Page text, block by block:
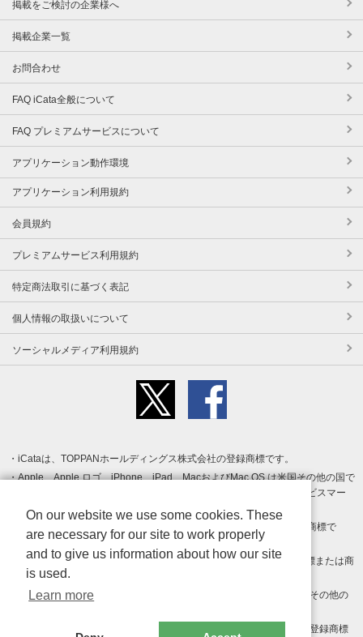
掲載をご検討の企業様へ
掲載企業一覧
お問合わせ
FAQ iCata全般について
FAQ プレミアムサービスについて
アプリケーション動作環境
アプリケーション利用規約
会員規約
プレミアムサービス利用規約
特定商法取引に基づく表記
個人情報の取扱いについて
ソーシャルメディア利用規約
iCataは、TOPPANホールディングス株式会社の登録商標です。
Apple、Apple ロゴ、iPhone、iPad、MacおよびMac OS は米国その他の国で
登録された Apple Inc. の商標です。App Store は Apple Inc. のサービスマー
クです。
Android、Google Play および Google Play ロゴ は Google LLC の商標で
す。
Windows は Microsoft Inc.の米国およびその他の国における登録商標または商
標です。
Adobe、Adobe Reader、Adobe PDF は、Adobe Inc.の米国およびその他の
その他、記載されている会社名、商品名、ロゴは各社の商標または登録商標
On our website we use some cookies. These
are necessary for our site to work properly
and to give us information about how our site
is used.
Learn more